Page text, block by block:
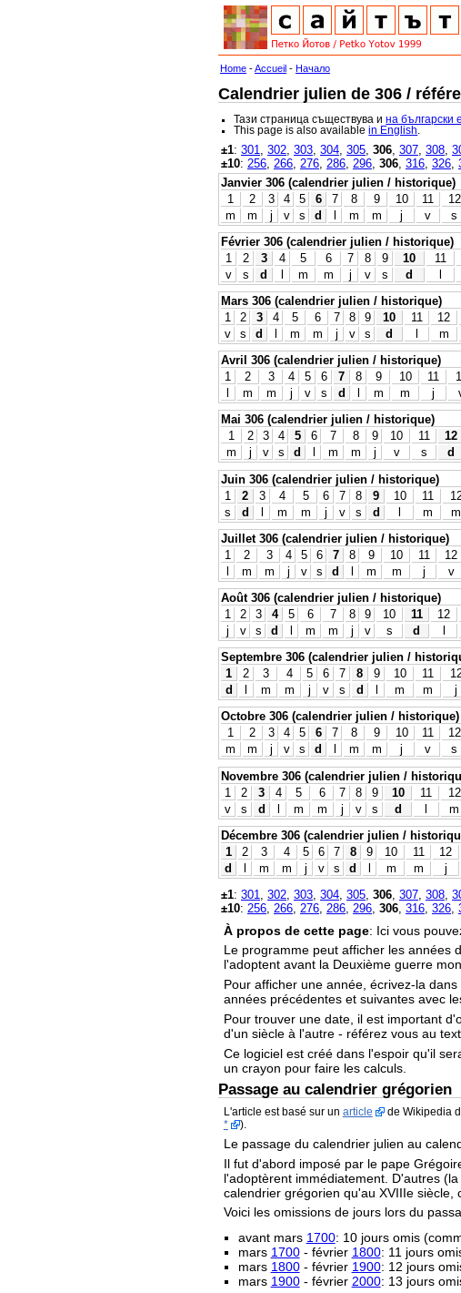
Home -Accueil - Начало
Calendrier julien de 306 /
Тази страница съществува ина български
This page is also availablein English
±1: 301 302 303 304 305 306 307 308
±10: 256 266 276 286 296 306 316 326
Janvier 306 (calendrier julien / historique)
1
2 3 4 5 6 7 8 9 10 11 12
m
m j v s d l m m j v s
Février 306 (calendrier julien / historique)
1
2 3 4 5 6 7 8 9 10 11
v
s d m m j v s d
Mars 306 (calendrier julien / historique)
1
2 3 4 5 6 7 8 9 10 11 12
v
s d m m j v s d m
Avril 306 (calendrier julien / historique)
1
2 3 4 5 6 7 8 9 10 11
m m j v s d m m j
Mai 306 (calendrier julien / historique)
1
2 3 4 5 6 7 8 9 10 11 12
m
j v s d m m j v s d
Juin 306 (calendrier julien / historique)
1
2 3 4 5 6 7 8 9 10 11
s
d l m m j v s d l m m
Juillet 306 (calendrier julien / historique)
1
2 3 4 5 6 7 8 9 10 11 12
m m j v s d m m j v
Août 306 (calendrier julien / historique)
1
2 3 4 5 6 7 8 9 10 11 12
j
v s d m m j v s d
Septembre 306 (calendrier julien /
1
2 3 4 5 6 7 8 9 10 11
d
m m j v s d m m j
Octobre 306 (calendrier julien / historique)
1
2 3 4 5 6 7 8 9 10 11 12
m
m j v s d m m j v s
Novembre 306 (calendrier julien /
1
2 3 4 5 6 7 8 9 10 11 12
v
s d l m m j v s d l m
Décembre 306 (calendrier julien /
1
2 3 4 5 6 7 8 9 10 11 12
d
l m m j v s d l m m j
±1: 301 302 303 304 305 306 307 308
±10: 256 266 276 286 296 306 316 326
À propos de cette page: Ici vous
Le programme peut afficher les années
l'adoptent avant la Deuxième guerre
Pour afficher une année, écrivez-la
années précédentes et suivantes avec
Pour trouver une date, il est important
d'un siècle à l'autre - référez vous au
Ce logiciel est créé dans l'espoir qu'il
un crayon pour faire les calculs.
Passage au calendrier grégorien
L'article est basé sur un article de Wikipedia
*
).
Le passage du calendrier julien au
Il fut d'abord imposé par le pape
l'adoptèrent immédiatement. D'autres
calendrier grégorien qu'au XVIIIe siècle,
Voici les omissions de jours lors du
avant mars 1700: 10 jours omis
mars 1700- février 1800: 11 jours
mars 1800- février 1900: 12 jours
mars 1900- février 2000: 13 jours